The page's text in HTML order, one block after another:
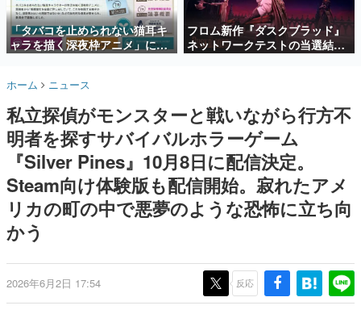
殿堂入り記事
SNS拡散数が数千以上！ ページビュー数万以上！ などな
ど。多くの人々に読まれた、電ファミ渾身の“殿堂入り”記
事をまとめました。
名作ゲームクリエイターの方々に製作時のエピソードをお
きます。
赫本
この物語を解いてはいけない。『赫本』は、〈試験問題〉
の形をした短編ホラー小説集です。
新世代に訊く
これからのデジタルゲーム市場を担う若きクリエイター達
ゲーム世代の作家たち
ゲームに多大な影響を受けた作家さんに取材し、ゲームが
日本のコンテンツ産業やカルチャーに与えた影響を探る企
画です。
「タバコを止められない猫耳キ
ャラを描く深夜枠アニメ」に視
聴者の一部から批判意見。違法
て、BPOが議論を交わす
フロム新作『ダスクブラッド』
ネットワークテストの当選結果
が8月7日22時に発表。応募サイ
ホーム ニュース
私立探偵がモンスターと戦いながら行方不
明者を探すサバイバルホラーゲーム
『Silver Pines』10月8日に配信決定。
Steam向け体験版も配信開始。寂れたアメ
リカの町の中で悪夢のような恐怖に立ち向
かう
2026年6月2日 17:54 反応